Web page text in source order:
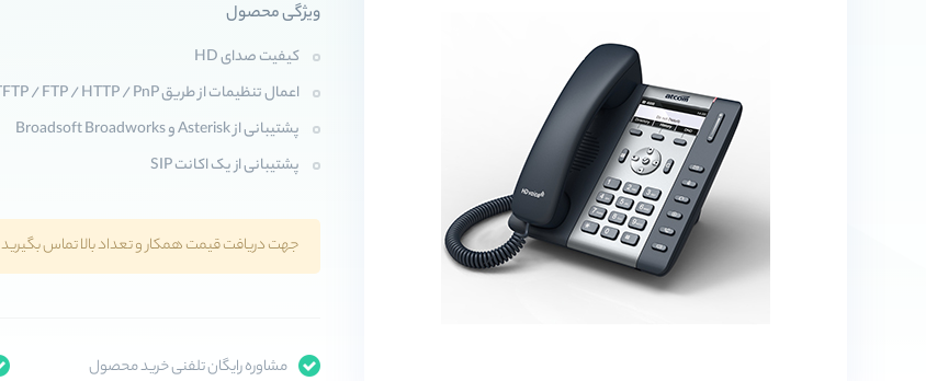
ویژگی محصول
کیفیت صدای HD
اعمال تنظیمات از طریق TFTP / FTP / HTTP / PnP
پشتیبانی از Asterisk و Broadsoft Broadworks
پشتیبانی از یک اکانت SIP
جهت دریافت قیمت همکار و تعداد بالا تماس بگیرید 02147156666
مشاوره رایگان تلفنی خرید محصول